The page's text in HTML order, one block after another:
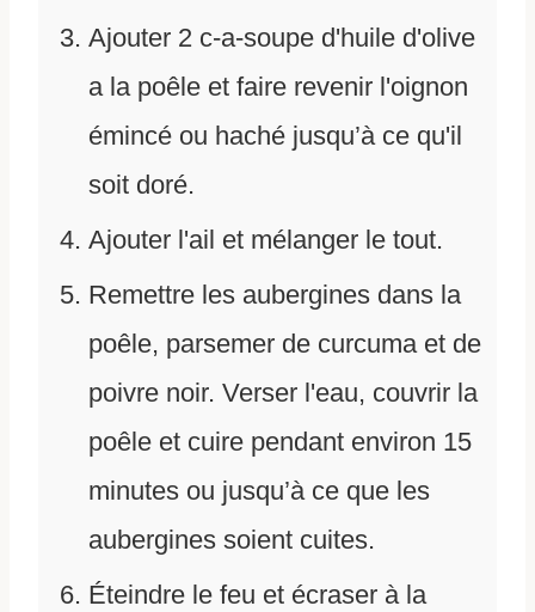
Ajouter 2 c-a-soupe d'huile d'olive
a la poêle et faire revenir l'oignon
émincé ou haché jusqu’à ce qu'il
soit doré.
Ajouter l'ail et mélanger le tout.
Remettre les aubergines dans la
poêle, parsemer de curcuma et de
poivre noir. Verser l'eau, couvrir la
poêle et cuire pendant environ 15
minutes ou jusqu’à ce que les
aubergines soient cuites.
Éteindre le feu et écraser à la